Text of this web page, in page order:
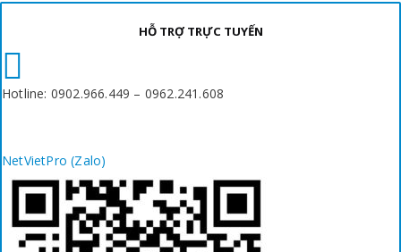
HỖ TRỢ TRỰC TUYẾN
Hotline: 0902.966.449 – 0962.241.608
NetVietPro (Zalo)